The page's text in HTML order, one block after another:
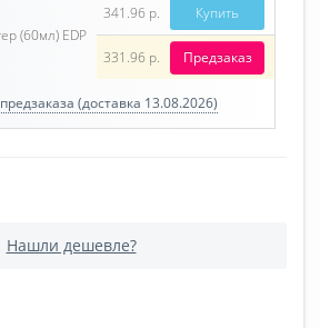
(60мл) EDP
341.96 р. Купить
331.96 р. Предзаказ
(доставка 13.08.2026)
Нашли дешевле?